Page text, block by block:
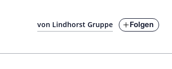
von Lindhorst Gruppe Folgen